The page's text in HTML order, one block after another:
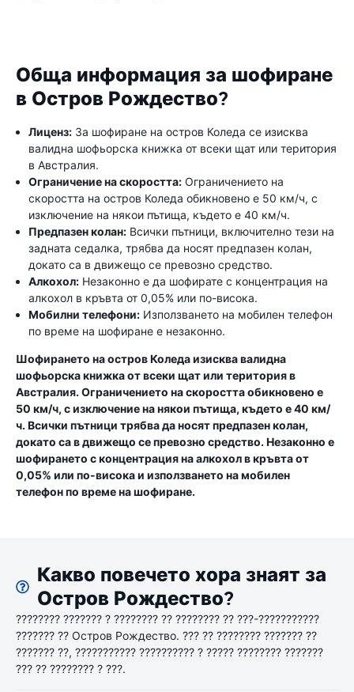
Обща информация за шофиране
в Остров Рождество?
Лиценз: За шофиране на остров Коледа се изисква
валидна шофьорска книжка от всеки щат или територия
в Австралия.
Ограничение на скоростта: Ограничението на
скоростта на остров Коледа обикновено е 50 км/ч, с
изключение на някои пътища, където е 40 км/ч.
Предпазен колан: Всички пътници, включително тези на
задната седалка, трябва да носят предпазен колан,
докато са в движещо се превозно средство.
Алкохол: Незаконно е да шофирате с концентрация на
алкохол в кръвта от 0,05% или по-висока.
Мобилни телефони: Използването на мобилен телефон
по време на шофиране е незаконно.
Шофирането на остров Коледа изисква валидна
шофьорска книжка от всеки щат или територия в
Австралия. Ограничението на скоростта обикновено е
50 км/ч, с изключение на някои пътища, където е 40 км/
ч. Всички пътници трябва да носят предпазен колан,
докато са в движещо се превозно средство. Незаконно е
шофирането с концентрация на алкохол в кръвта от
0,05% или по-висока и използването на мобилен
телефон по време на шофиране.
Какво повечето хора знаят за
Остров Рождество?
???????? ??????? ? ???????? ?? ???????? ?? ???-???????????
??????? ?? Остров Рождество. ??? ?? ???????? ??????? ??
??????? ??, ??????????? ?????????? ? ????? ???????? ???????
??? ?? ???????? ? ???.